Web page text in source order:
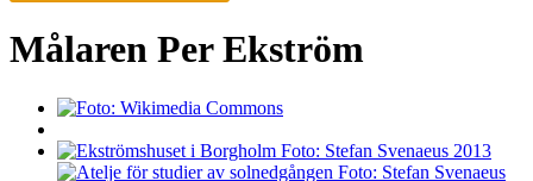
Målaren Per Ekström